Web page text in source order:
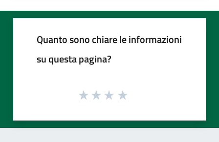
Quanto sono chiare le informazioni
su questa pagina?